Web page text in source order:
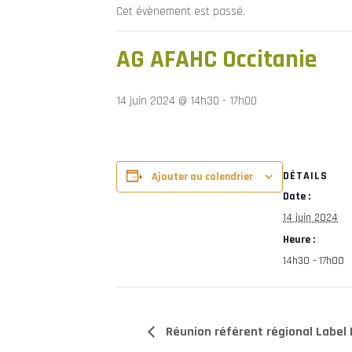
Cet évènement est passé.
AG AFAHC Occitanie
14 juin 2024 @ 14h30 - 17h00
Ajouter au calendrier
DÉTAILS
Date :
14 juin 2024
Heure :
14h30 - 17h00
Réunion référent régional Label